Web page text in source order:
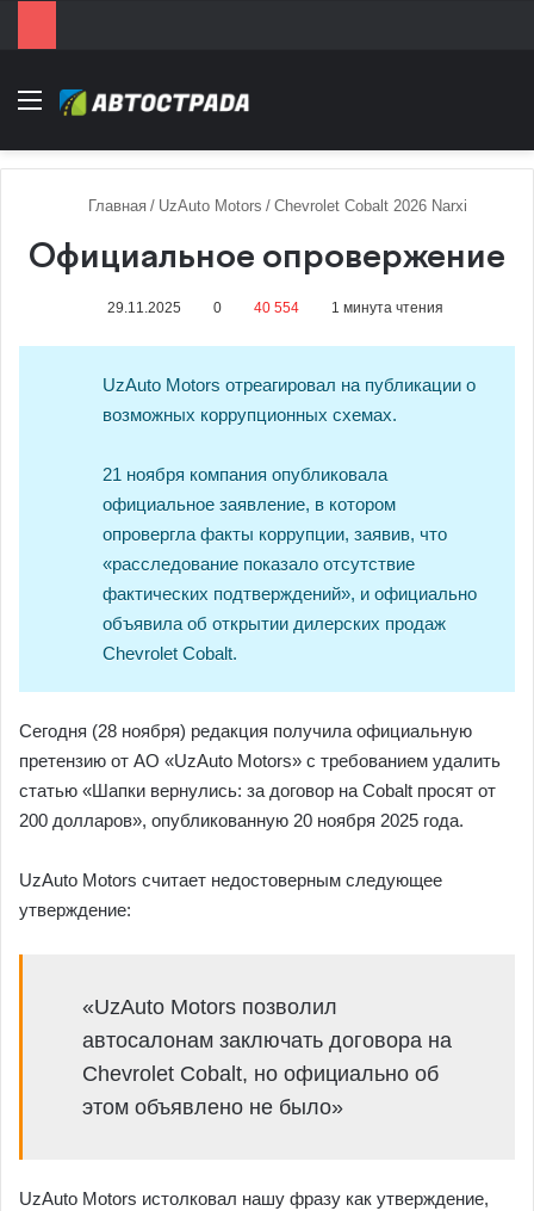
Menu
Главная / UzAuto Motors / Chevrolet Cobalt 2026 Narxi
Официальное опровержение
29.11.2025 0 40 554 1 минута чтения
UzAuto Motors отреагировал на публикации о
возможных коррупционных схемах.
21 ноября компания опубликовала
официальное заявление, в котором
опровергла факты коррупции, заявив, что
«расследование показало отсутствие
фактических подтверждений», и официально
объявила об открытии дилерских продаж
Chevrolet Cobalt.
Сегодня (28 ноября) редакция получила официальную
претензию от АО «UzAuto Motors» с требованием удалить
статью «Шапки вернулись: за договор на Cobalt просят от
200 долларов», опубликованную 20 ноября 2025 года.
UzAuto Motors считает недостоверным следующее
утверждение:
«UzAuto Motors позволил
автосалонам заключать договора на
Chevrolet Cobalt, но официально об
этом объявлено не было»
UzAuto Motors истолковал нашу фразу как утверждение,